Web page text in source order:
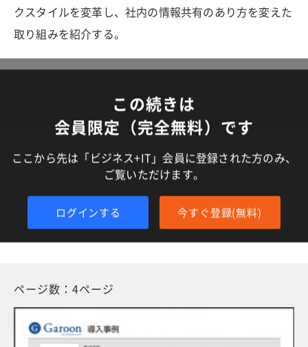
クスタイルを変革し、社内の情報共有のあり方を変えた
取り組みを紹介する。
この続きは
会員限定（完全無料）です
ここから先は「ビジネス+IT」会員に登録された方のみ、
ご覧いただけます。
ログインする 今すぐ登録(無料)
ページ数：4ページ